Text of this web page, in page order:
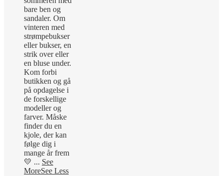
bare ben og
sandaler. Om
vinteren med
strømpebukser
eller bukser, en
strik over eller
en bluse under.
Kom forbi
butikken og gå
på opdagelse i
de forskellige
modeller og
farver. Måske
finder du en
kjole, der kan
følge dig i
mange år frem
💛 ... See
MoreSee Less